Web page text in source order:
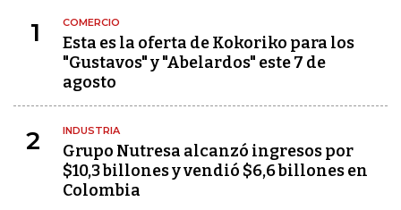
1 COMERCIO
Esta es la oferta de Kokoriko para los
"Gustavos" y "Abelardos" este 7 de
agosto
2 INDUSTRIA
Grupo Nutresa alcanzó ingresos por
$10,3 billones y vendió $6,6 billones en
Colombia